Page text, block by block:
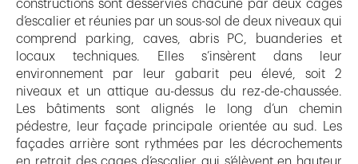
constructions sont desservies chacune par deux cages
d’escalier et réunies par un sous-sol de deux niveaux qui
comprend parking, caves, abris PC, buanderies et
locaux techniques. Elles s’insèrent dans leur
environnement par leur gabarit peu élevé, soit 2
niveaux et un attique au-dessus du rez-de-chaussée.
Les bâtiments sont alignés le long d’un chemin
pédestre, leur façade principale orientée au sud. Les
façades arrière sont rythmées par les décrochements